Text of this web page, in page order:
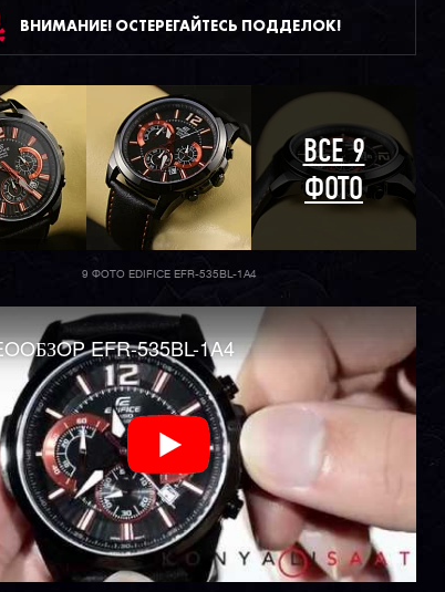
ВНИМАНИЕ! ОСТЕРЕГАЙТЕСЬ ПОДДЕЛОК!
ВСЕ 9
ФОТО
9 ФОТО EDIFICE EFR-535BL-1A4
EFR-535BL-1A4